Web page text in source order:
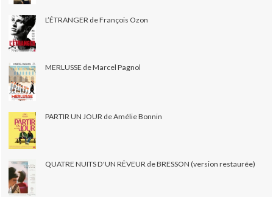
L’ÉTRANGER de François Ozon
MERLUSSE de Marcel Pagnol
PARTIR UN JOUR de Amélie Bonnin
QUATRE NUITS D'UN RÊVEUR de BRESSON (version restaurée)